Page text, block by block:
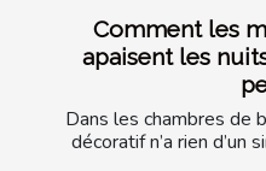
Comment les
apaisent les
Dans les chambres de
décoratif n’a rien d’un